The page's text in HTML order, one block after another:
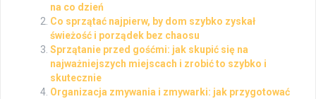
na co dzień
Co sprzątać najpierw, by dom szybko zyskał
świeżość i porządek bez chaosu
Sprzątanie przed gośćmi: jak skupić się na
najważniejszych miejscach i zrobić to szybko i
skutecznie
Organizacja zmywania i zmywarki: jak przygotować